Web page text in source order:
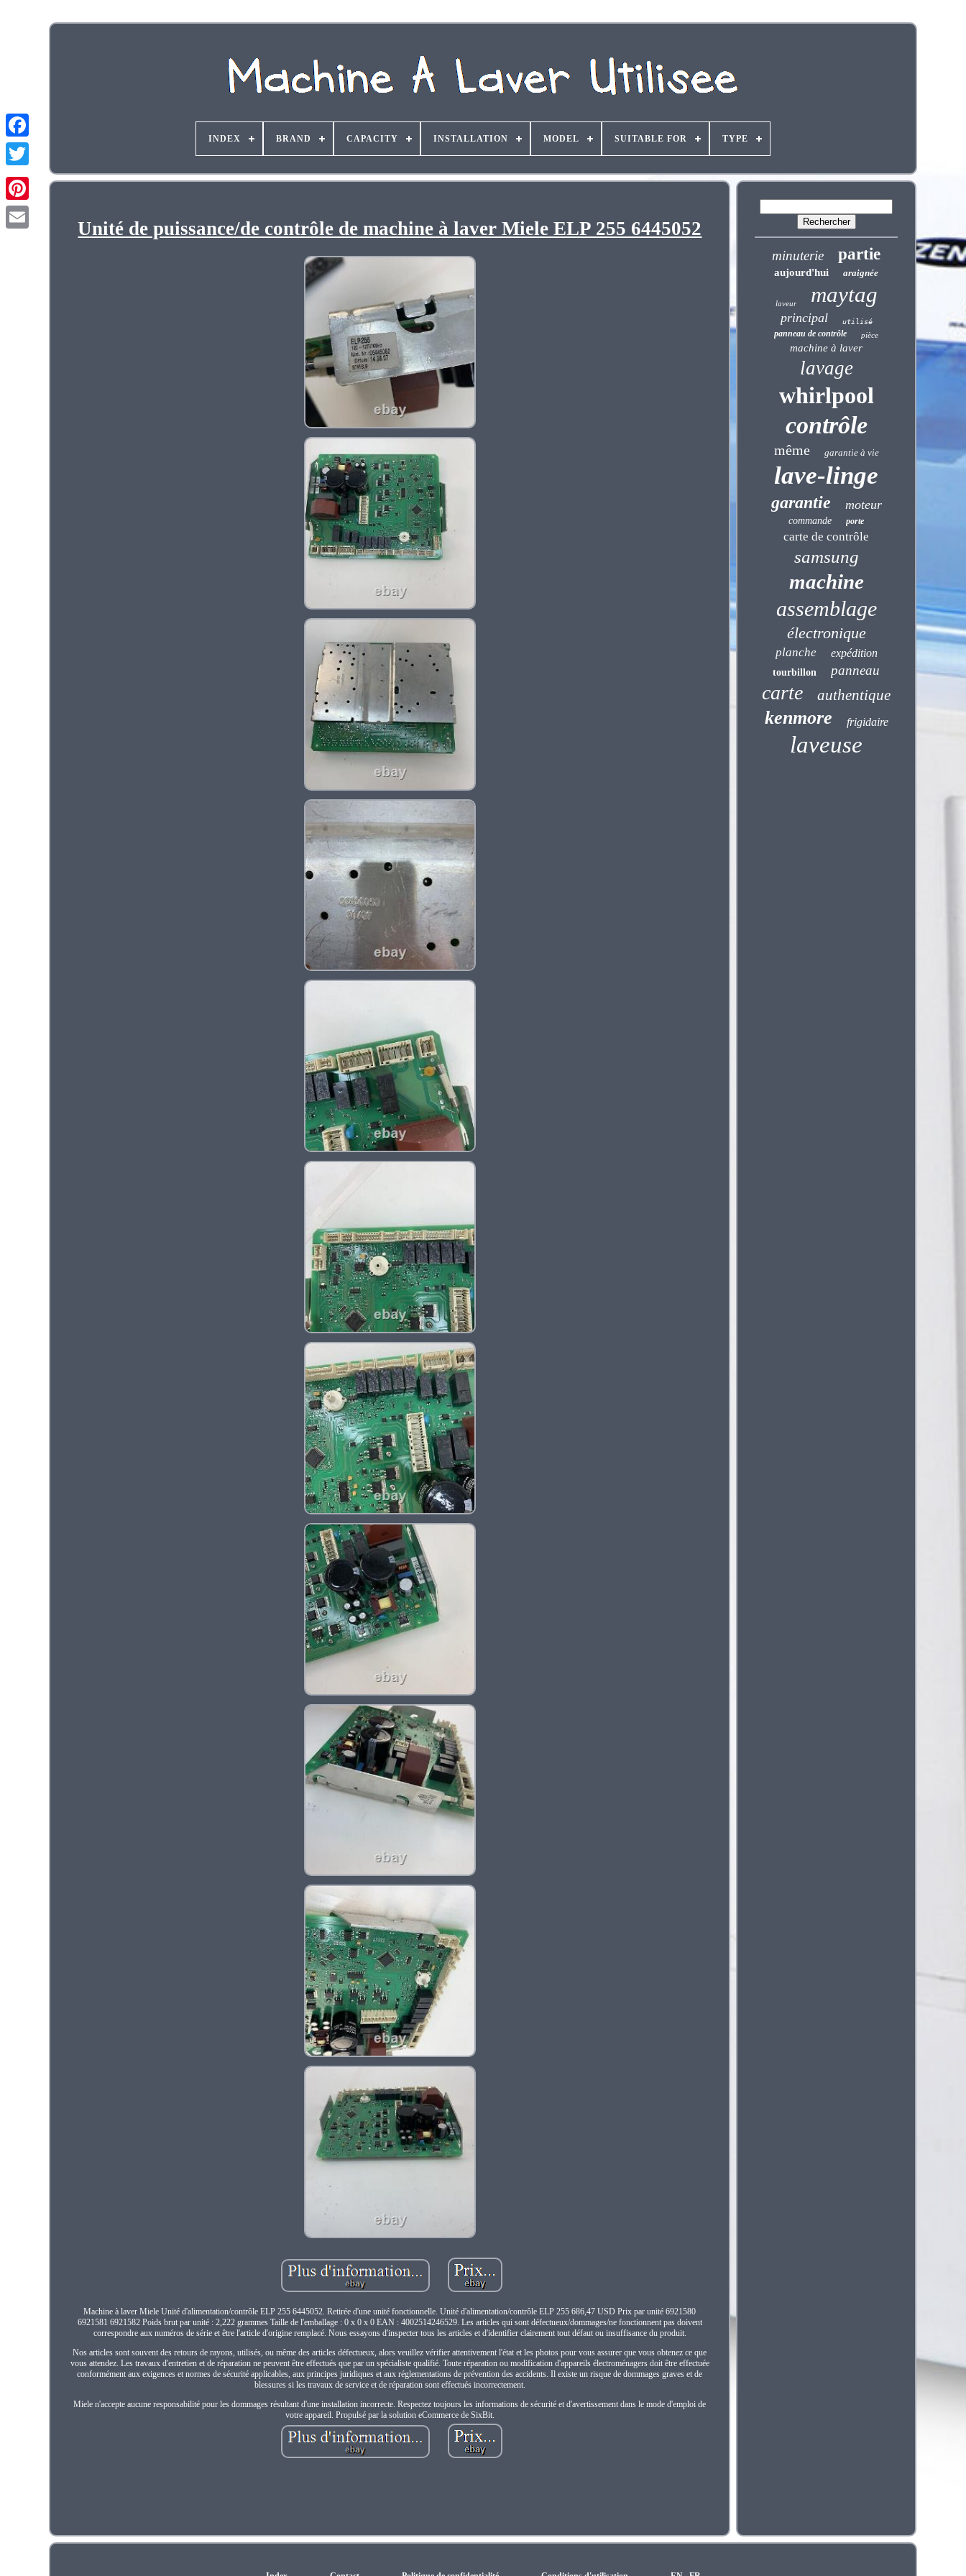
INDEX BRAND CAPACITY INSTALLATION MODEL SUITABLE FOR TYPE
Unité de puissance/de contrôle de machine à laver Miele ELP 255 6445052
Machine à laver Miele Unité d'alimentation/contrôle ELP 255 6445052. Retirée d'une unité fonctionnelle. Unité d'alimentation/contrôle ELP 255 686,47 USD Prix par unité 6921580
6921581 6921582 Poids brut par unité : 2,222 grammes Taille de l'emballage : 0 x 0 x 0 EAN : 4002514246529. Les articles qui sont défectueux/dommages/ne fonctionnent pas doivent
correspondre aux numéros de série et être l'article d'origine remplacé. Nous essayons d'inspecter tous les articles et d'identifier clairement tout défaut ou insuffisance du produit.
Nos articles sont souvent des retours de rayons, utilisés, ou même des articles défectueux, alors veuillez vérifier attentivement l'état et les photos pour vous assurer que vous obtenez ce que
vous attendez. Les travaux d'entretien et de réparation ne peuvent être effectués que par un spécialiste qualifié. Toute réparation ou modification d'appareils électroménagers doit être effectuée
conformément aux exigences et normes de sécurité applicables, aux principes juridiques et aux réglementations de prévention des accidents. Il existe un risque de dommages graves et de
blessures si les travaux de service et de réparation sont effectués incorrectement.
Miele n'accepte aucune responsabilité pour les dommages résultant d'une installation incorrecte. Respectez toujours les informations de sécurité et d'avertissement dans le mode d'emploi de
votre appareil. Propulsé par la solution eCommerce de SixBit.
minuterie partie
aujourd'hui araignée
laveur maytag
principal utilisé
panneau de contrôle pièce
machine à laver
lavage
whirlpool
contrôle
même garantie à vie
lave-linge
garantie moteur
commande porte
carte de contrôle
samsung
machine
assemblage
électronique
planche expédition
tourbillon panneau
carte authentique
kenmore frigidaire
laveuse